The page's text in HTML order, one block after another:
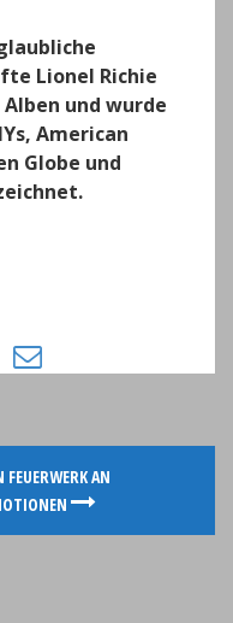
Lionel Richie
und wurde
American
Globe und
FEUERWERK AN